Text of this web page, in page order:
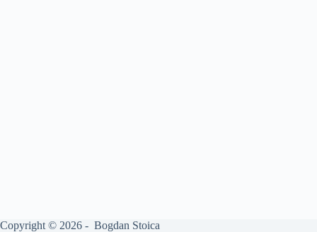
Copyright © 2026 - Bogdan Stoica